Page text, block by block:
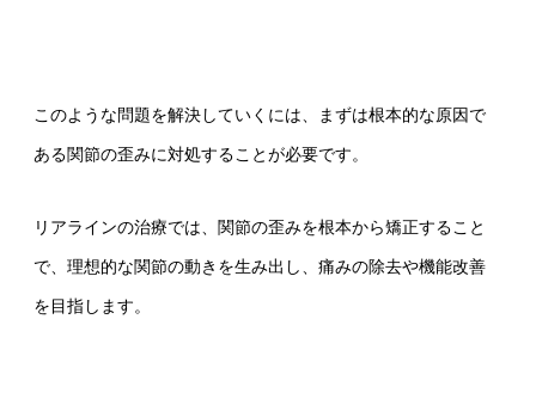
このような問題を解決していくには、まずは根本的な原因で
ある関節の歪みに対処することが必要です。
リアラインの治療では、関節の歪みを根本から矯正すること
で、理想的な関節の動きを生み出し、痛みの除去や機能改善
を目指します。